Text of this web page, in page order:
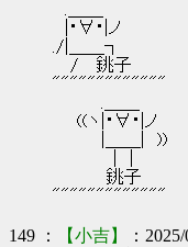
.＿＿
|・∀・|ノ
./|＿＿┐
/ 銚子
"""""""""""""
.＿＿
((ヽ|・∀・|ノ
|＿＿| ))
銚子
"""""""""""""
149 ： 【小吉】 ：